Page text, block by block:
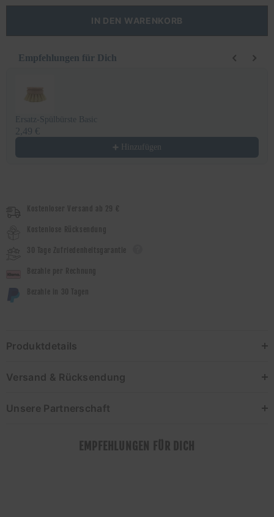
IN DEN WARENKORB
Empfehlungen für Dich
Ersatz-Spülbürste Basic
2,49 €
Hinzufügen
Produktdetails
Versand & Rücksendung
Unsere Partnerschaft
EMPFEHLUNGEN FÜR DICH